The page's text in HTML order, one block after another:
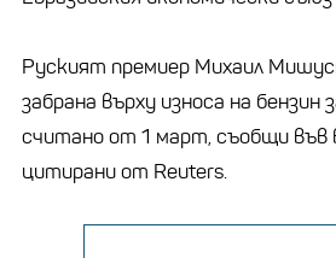
Руският премиер Михаил
забрана върху износа на
считано от 1 март, съобщи във
цитирани от Reuters.